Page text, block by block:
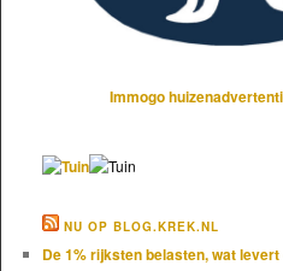
Immogo
NU OP BLOG.KREK.NL
De 1% rijksten belasten, wat